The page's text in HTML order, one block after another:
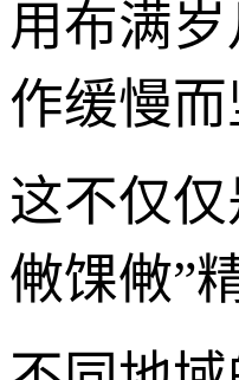
用布满
作缓慢
这不仅
敒馃敒”